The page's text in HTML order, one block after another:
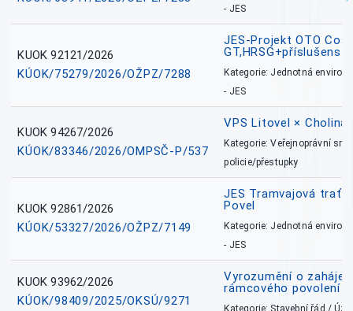
- JES
KUOK 92121/2026
KÚOK/75279/2026/OŽPZ/7288
JES-Projekt OTO
Kategorie: Jednotná
- JES
KUOK 94267/2026
KÚOK/83346/2026/OMPSČ-P/537
VPS Litovel ×
Kategorie: Veřejnoprávní
policie/přestupky
KUOK 92861/2026
KÚOK/53327/2026/OŽPZ/7149
JES Tramvajová trať
Povel
Kategorie: Jednotná
- JES
KUOK 93962/2026
KÚOK/98409/2025/OKSÚ/9271
Vyrozumění o
rámcového povolení